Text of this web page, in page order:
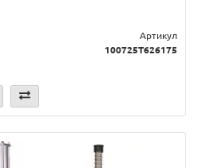
Артикул
100725Т626175